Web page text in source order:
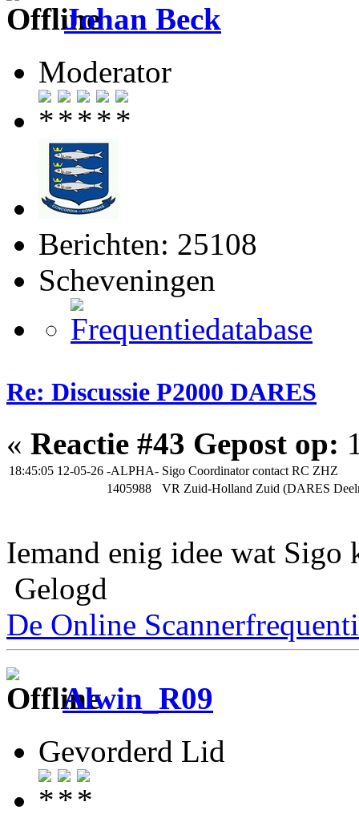
Johan Beck
Moderator
Berichten: 25108
Scheveningen
Re: Discussie P2000 DARES
« Reactie #43 Gepost op:
18:45:05 12-05-26 -ALPHA- Sigo Coordinator contact RC ZHZ
1405988
VR Zuid-Holland Zuid (DARES
Iemand enig idee wat Sigo
Gelogd
De Online
Alwin_R09
Gevorderd Lid